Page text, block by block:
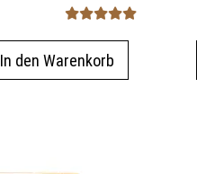
In den Warenkorb